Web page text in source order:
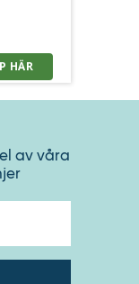
av våra